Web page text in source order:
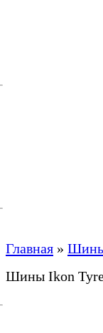
Главная » Шины
Шины Ikon